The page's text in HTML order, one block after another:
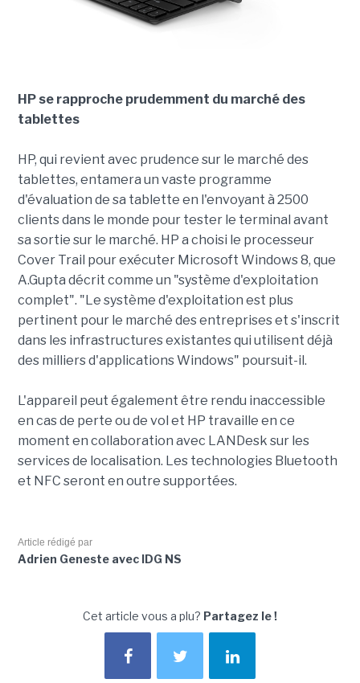
HP se rapproche prudemment du marché des
tablettes
HP, qui revient avec prudence sur le marché des
tablettes, entamera un vaste programme
d'évaluation de sa tablette en l'envoyant à 2500
clients dans le monde pour tester le terminal avant
sa sortie sur le marché. HP a choisi le processeur
Cover Trail pour exécuter Microsoft Windows 8, que
A.Gupta décrit comme un "système d'exploitation
complet". "Le système d'exploitation est plus
pertinent pour le marché des entreprises et s'inscrit
dans les infrastructures existantes qui utilisent déjà
des milliers d'applications Windows" poursuit-il.
L'appareil peut également être rendu inaccessible
en cas de perte ou de vol et HP travaille en ce
moment en collaboration avec LANDesk sur les
services de localisation. Les technologies Bluetooth
et NFC seront en outre supportées.
Article rédigé par
Adrien Geneste avec IDG NS
Cet article vous a plu? Partagez le !